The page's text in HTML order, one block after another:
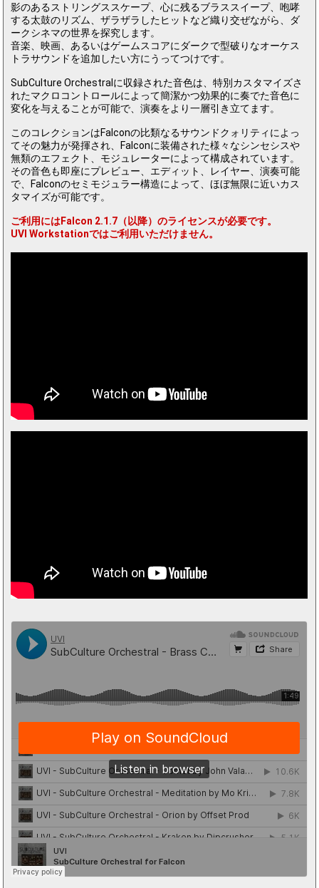
影のあるストリングススケープ、心に残るブラススイープ、咆哮
する太鼓のリズム、ザラザラしたヒットなど織り交ぜながら、ダ
ークシネマの世界を探究します。
音楽、映画、あるいはゲームスコアにダークで型破りなオーケス
トラサウンドを追加したい方にうってつけです。
SubCulture Orchestralに収録された音色は、特別カスタマイズさ
れたマクロコントロールによって簡潔かつ効果的に奏でた音色に
変化を与えることが可能で、演奏をより一層引き立てます。
このコレクションはFalconの比類なるサウンドクォリティによっ
てその魅力が発揮され、Falconに装備された様々なシンセシスや
無類のエフェクト、モジュレーターによって構成されています。
その音色も即座にプレビュー、エディット、レイヤー、演奏可能
で、Falconのセミモジュラー構造によって、ほぼ無限に近いカス
タマイズが可能です。
ご利用にはFalcon 2.1.7（以降）のライセンスが必要です。
UVI Workstationではご利用いただけません。